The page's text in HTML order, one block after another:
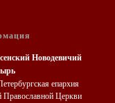
Новодевичий
епархия
Православной Церкви